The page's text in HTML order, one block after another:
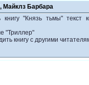
Майклз Барбара
"Князь тьмы" текст
"Триллер"
книгу с другими